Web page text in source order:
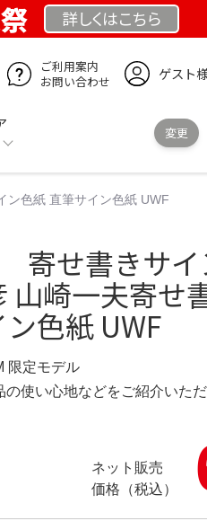
詳しくはこちら
ご利用案内
お問い合わせ
ゲスト
変更
色紙 直筆サイン色紙 UWF
寄せ書きサイ
山崎一夫寄せ
色紙 UWF
限定モデル
使い心地などをご紹介いただ
ネット販売
価格（税込）